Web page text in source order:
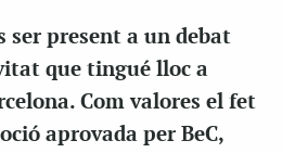
ser present a un debat
que tingué lloc a
Com valores el fet
aprovada per BeC,